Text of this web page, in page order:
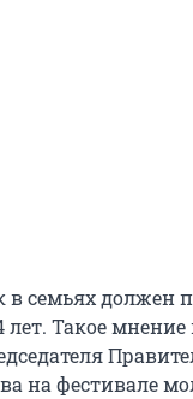
в семьях должен
Такое мнение
на фестивале